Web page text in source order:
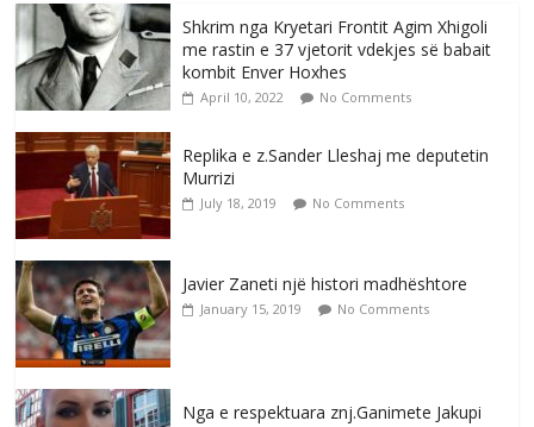
Shkrim nga Kryetari Frontit Agim Xhigoli
me rastin e 37 vjetorit vdekjes së babait
kombit Enver Hoxhes
April 10, 2022 No Comments
Replika e z.Sander Lleshaj me deputetin
Murrizi
July 18, 2019 No Comments
Javier Zaneti një histori madhështore
January 15, 2019 No Comments
Nga e respektuara znj.Ganimete Jakupi